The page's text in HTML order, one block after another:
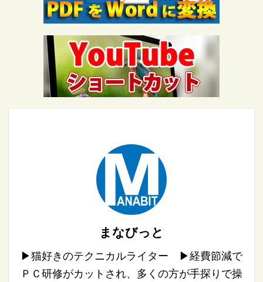
まなびっと
▶︎猫好きのテクニカルライター ▶︎経費節減で
ＰＣ研修がカットされ、多くの方が手探りで操